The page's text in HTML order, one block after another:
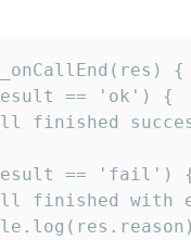
{
== 'ok') {
finished
== 'fail')
finished with